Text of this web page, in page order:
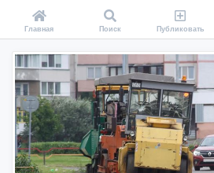
Главная Поиск Публиковать